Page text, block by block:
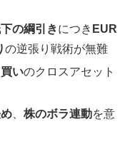
の綱引きにつき EUR
の逆張り戦術が無難
いのクロスアセット
、株のボラ連動を意